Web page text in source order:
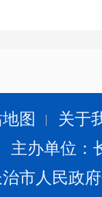
图
关于
主办单位
市人民政